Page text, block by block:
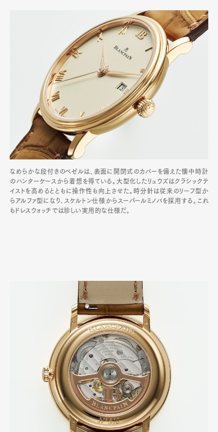
なめらかな段付きのベゼルは、表面に開閉式のカバーを備えた懐中時計
のハンターケースから着想を得ている。大型化したリュウズはクラシックテ
イストを高めるとともに操作性も向上させた。時分針は従来のリーフ型か
らアルファ型になり､スケルトン仕様からスーパールミノバを採用する｡これ
もドレスウォッチでは珍しい実用的な仕様だ｡